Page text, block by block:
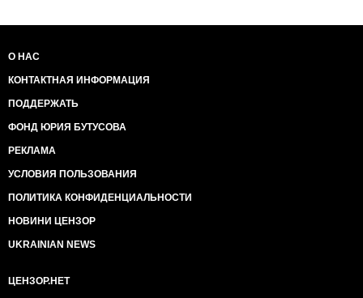
О НАС
КОНТАКТНАЯ ИНФОРМАЦИЯ
ПОДДЕРЖАТЬ
ФОНД ЮРИЯ БУТУСОВА
РЕКЛАМА
УСЛОВИЯ ПОЛЬЗОВАНИЯ
ПОЛИТИКА КОНФИДЕНЦИАЛЬНОСТИ
НОВИНИ ЦЕНЗОР
UKRAINIAN NEWS
ЦЕНЗОР.НЕТ